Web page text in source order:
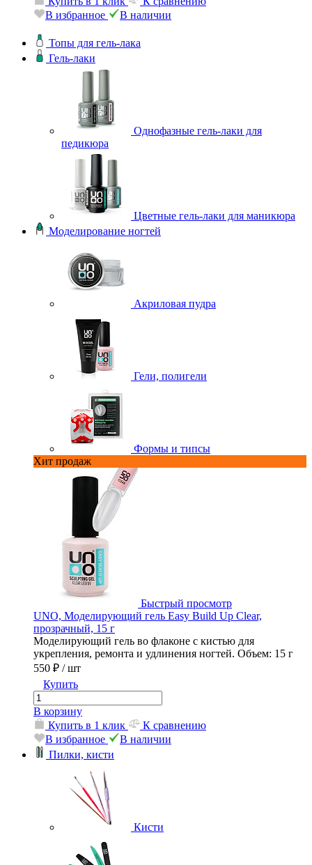
Купить в 1 клик
К сравнению
Топы для гель-лака
Гель-лаки
Однофазные гель-лаки для
педикюра
Цветные гель-лаки для маникюра
Моделирование ногтей
Акриловая пудра
Гели, полигели
Формы и типсы
Хит продаж
Быстрый просмотр
UNO, Моделирующий гель Easy Build Up Clear,
прозрачный, 15 г
Моделирующий гель во флаконе с кистью для
укрепления, ремонта и удлинения ногтей. Объем: 15 г
550 ₽ / шт
Купить
В корзину
Купить в 1 клик
К сравнению
В избранное
В наличии
Пилки, кисти
Кисти